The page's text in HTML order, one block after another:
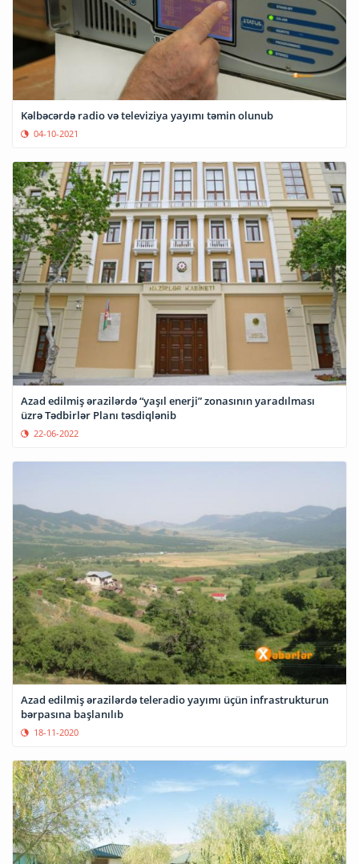
Kəlbəcərdə radio və televiziya yayımı təmin olunub
04-10-2021
Azad edilmiş ərazilərdə “yaşıl enerji” zonasının yaradılması
üzrə Tədbirlər Planı təsdiqlənib
22-06-2022
Azad edilmiş ərazilərdə teleradio yayımı üçün infrastrukturun
bərpasına başlanılıb
18-11-2020